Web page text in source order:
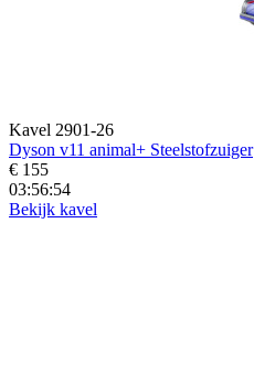
Kavel 2901-26
Dyson v11 animal+ Steelstofzuiger
€ 155
03:56:52
Bekijk kavel